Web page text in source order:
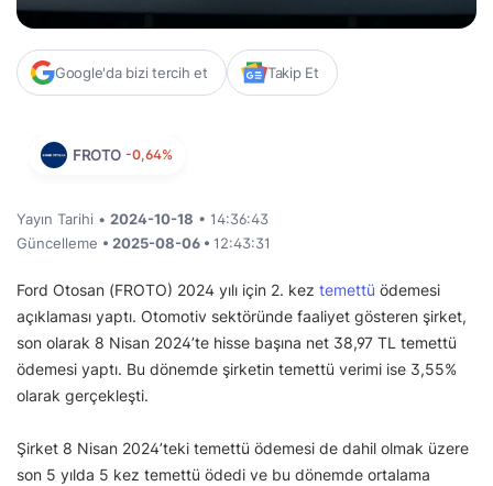
Google'da bizi tercih et Takip Et
FROTO -0,64%
Yayın Tarihi • 2024-10-18 • 14:36:43
Güncelleme • 2025-08-06 • 12:43:31
Ford Otosan (FROTO) 2024 yılı için 2. kez temettü ödemesi
açıklaması yaptı. Otomotiv sektöründe faaliyet gösteren şirket,
son olarak 8 Nisan 2024’te hisse başına net 38,97 TL temettü
ödemesi yaptı. Bu dönemde şirketin temettü verimi ise 3,55%
olarak gerçekleşti.
Şirket 8 Nisan 2024’teki temettü ödemesi de dahil olmak üzere
son 5 yılda 5 kez temettü ödedi ve bu dönemde ortalama